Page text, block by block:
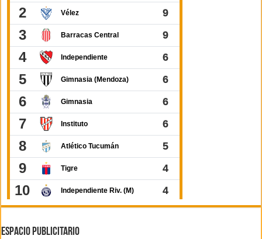
ESPACIO PUBLICITARIO